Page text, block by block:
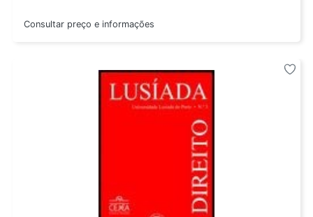
Consultar preço e informações